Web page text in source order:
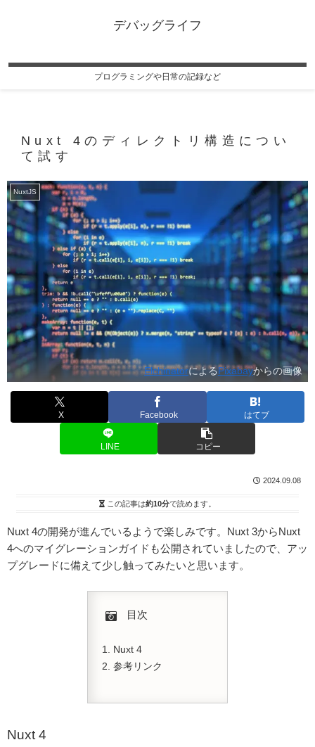
デバッグライフ
プログラミングや日常の記録など
Nuxt 4のディレクトリ構造につい
て試す
NuxtJS
ElchinatorによるPixabayからの画像
X Facebook はてブ
LINE コピー
2024.09.08
この記事は約10分で読めます。
Nuxt 4の開発が進んでいるようで楽しみです。Nuxt 3からNuxt
4へのマイグレーションガイドも公開されていましたので、アッ
プグレードに備えて少し触ってみたいと思います。
目次
Nuxt 4
参考リンク
Nuxt 4